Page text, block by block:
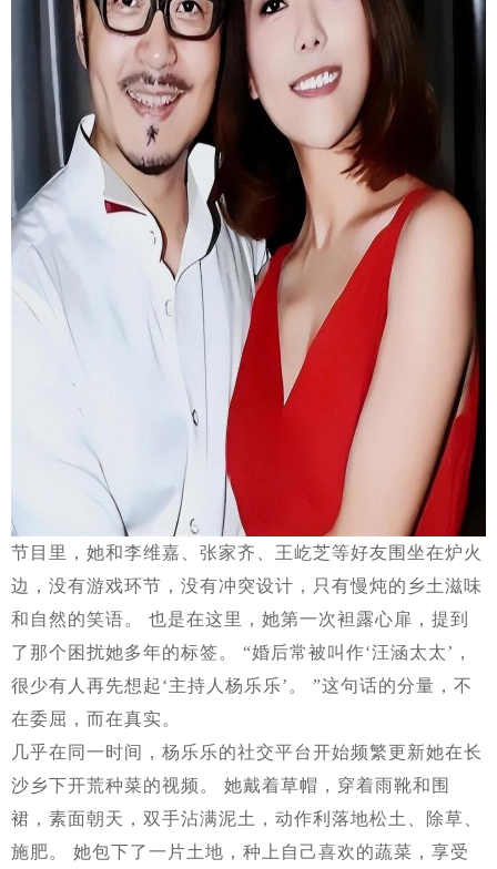
节目里，她和李维嘉、张家齐、王屹芝等好友围坐在炉火
边，没有游戏环节，没有冲突设计，只有慢炖的乡土滋味
和自然的笑语。 也是在这里，她第一次袒露心扉，提到
了那个困扰她多年的标签。 “婚后常被叫作‘汪涵太太’，
很少有人再先想起‘主持人杨乐乐’。 ”这句话的分量，不
在委屈，而在真实。
几乎在同一时间，杨乐乐的社交平台开始频繁更新她在长
沙乡下开荒种菜的视频。 她戴着草帽，穿着雨靴和围
裙，素面朝天，双手沾满泥土，动作利落地松土、除草、
施肥。 她包下了一片土地，种上自己喜欢的蔬菜，享受